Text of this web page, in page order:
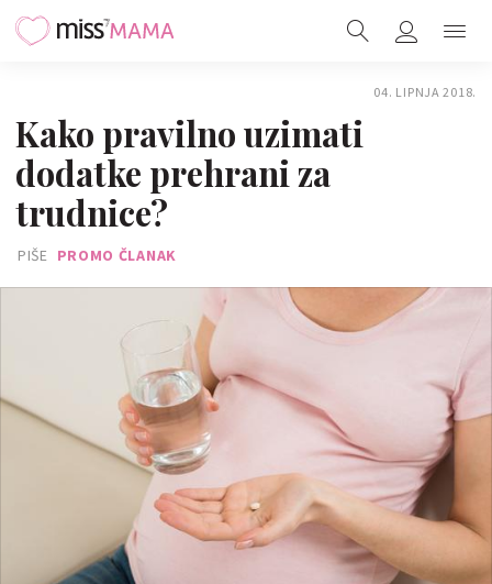
04. LIPNJA 2018.
Kako pravilno uzimati
dodatke prehrani za
trudnice?
PIŠE PROMO ČLANAK